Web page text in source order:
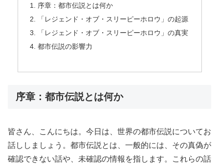
序章：都市伝説とは何か
「レジェンド・オブ・スリーピーホロウ」の起源
「レジェンド・オブ・スリーピーホロウ」の真実
都市伝説の影響力
序章：都市伝説とは何か
皆さん、こんにちは。今日は、世界の都市伝説についてお
話ししましょう。都市伝説とは、一般的には、その真偽が
確認できない話や、未確認の情報を指します。これらの話